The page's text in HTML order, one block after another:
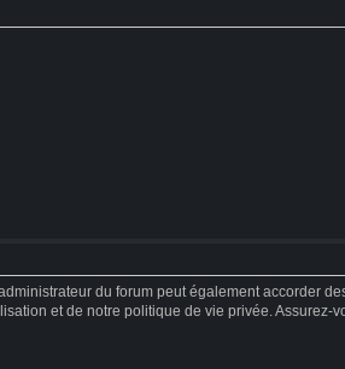
du forum peut également accorder
et de notre politique de vie privée. Assurez-